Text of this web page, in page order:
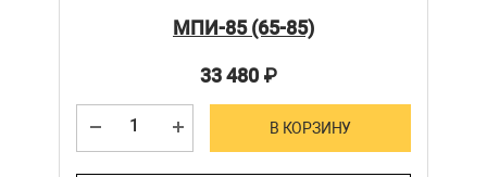
МПИ-85 (65-85)
33 480₽
В КОРЗИНУ